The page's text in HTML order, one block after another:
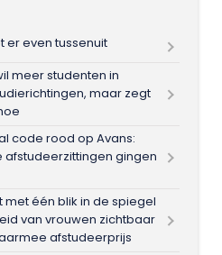
er even tussenuit
meer studenten in
maar zegt
code rood op Avans:
afstudeerzittingen gingen
met één blik in de spiegel
van vrouwen zichtbaar
afstudeerprijs